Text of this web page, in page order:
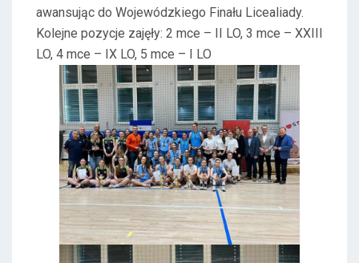
awansując do Wojewódzkiego Finału Licealiady.
Kolejne pozycje zajęły: 2 mce – II LO, 3 mce – XXIII
LO, 4 mce – IX LO, 5 mce – I LO